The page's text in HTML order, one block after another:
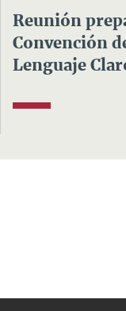
Reunión
Convención
Lenguaje